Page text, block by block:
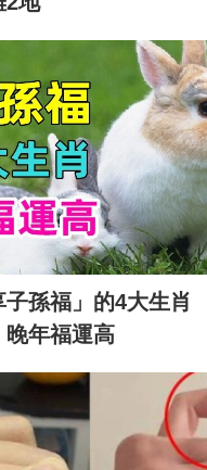
子孫福」的4大生
晚年福運高